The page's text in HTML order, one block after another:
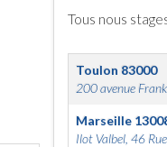
Tous nous
Toulon 83000
200 avenue
Marseille
Ilot Valbel, 46